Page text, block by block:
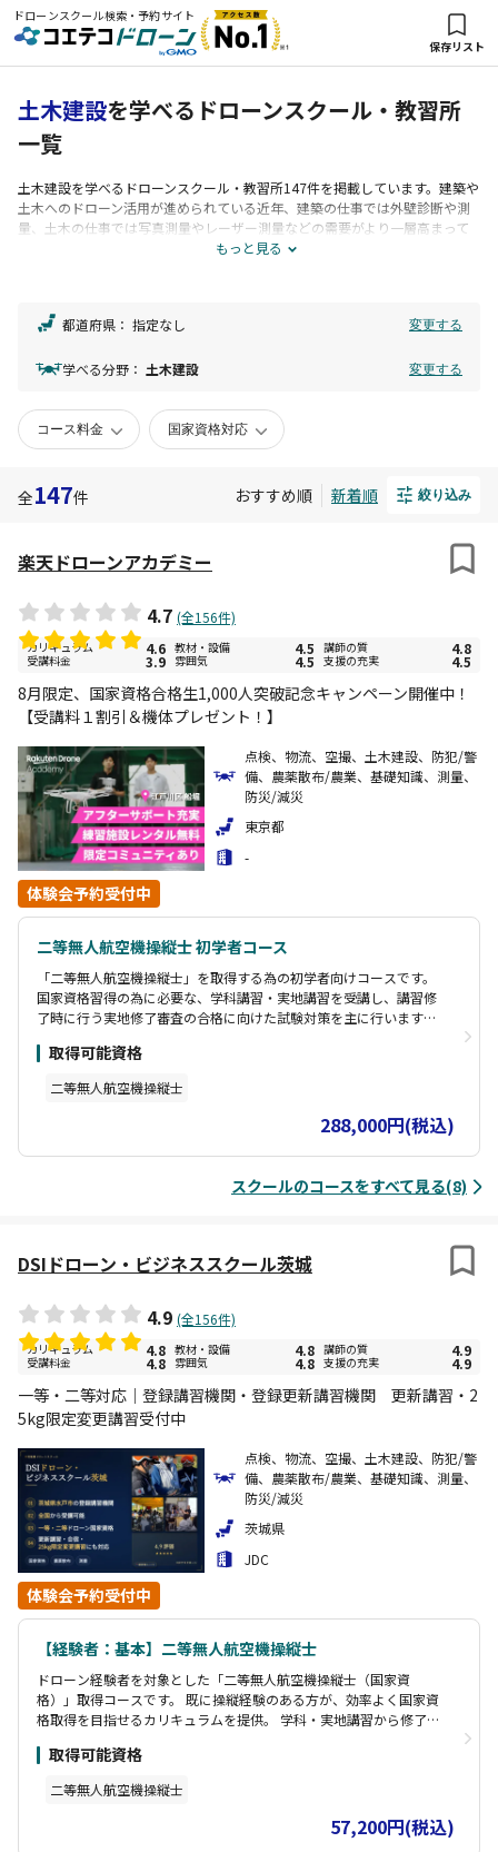
ドローンスクール検索・予約サイト
保存リスト
土木建設を学べるドローンスクール・教習所
一覧
土木建設を学べるドローンスクール・教習所147件を掲載しています。建築や
土木へのドローン活用が進められている近年、建築の仕事では外壁診断や測
量、土木の仕事では写真測量やレーザー測量などの需要がより一層高まって
もっと見る
都道府県： 指定なし 変更する
学べる分野： 土木建設 変更する
コース料金 国家資格対応
全147件 おすすめ順 新着順 絞り込み
楽天ドローンアカデミー
4.7 (全156件)
カリキュラム 4.6 教材・設備 4.5 講師の質 4.8
受講料金 3.9 雰囲気 4.5 支援の充実 4.5
8月限定、国家資格合格生1,000人突破記念キャンペーン開催中！
【受講料１割引＆機体プレゼント！】
点検、物流、空撮、土木建設、防犯/警
備、農薬散布/農業、基礎知識、測量、
防災/減災
東京都
-
体験会予約受付中
二等無人航空機操縦士 初学者コース
「二等無人航空機操縦士」を取得する為の初学者向けコースです。
国家資格習得の為に必要な、学科講習・実地講習を受講し、講習修
了時に行う実地修了審査の合格に向けた試験対策を主に行います。
講習と10時間の実地講習を満たし、実地修了審査を受験することが
できます。 指定試験機関での実地試験が免除！ 「二等無人航空機操
縦士」の国家資格を取得するために必要な身体検査、学科試験、実
地試験のうち、このコースの実地修了審査に合格した場合、実地試
取得可能資格
二等無人航空機操縦士
288,000円(税込)
スクールのコースをすべて見る(8)
DSIドローン・ビジネススクール茨城
4.9 (全156件)
カリキュラム 4.8 教材・設備 4.8 講師の質 4.9
受講料金 4.8 雰囲気 4.8 支援の充実 4.9
一等・二等対応｜登録講習機関・登録更新講習機関 更新講習・2
5kg限定変更講習受付中
点検、物流、空撮、土木建設、防犯/警
備、農薬散布/農業、基礎知識、測量、
防災/減災
茨城県
JDC
体験会予約受付中
【経験者：基本】二等無人航空機操縦士
ドローン経験者を対象とした「二等無人航空機操縦士（国家資
格）」取得コースです。 既に操縦経験のある方が、効率よく国家資
格取得を目指せるカリキュラムを提供。 学科・実地講習から修了審
撮・点検など幅広いドローン活用に対応する操縦士を養成します
取得可能資格
二等無人航空機操縦士
57,200円(税込)